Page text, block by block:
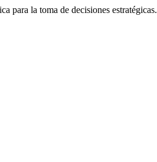
para la toma de decisiones estratégicas.